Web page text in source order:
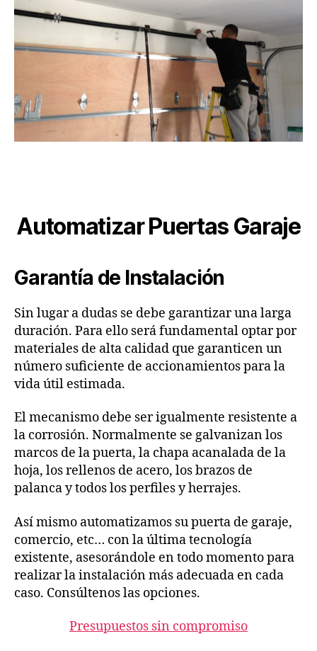
Automatizar Puertas Garaje
Garantía de Instalación
Sin lugar a dudas se debe garantizar una larga
duración. Para ello será fundamental optar por
materiales de alta calidad que garanticen un
número suficiente de accionamientos para la
vida útil estimada.
El mecanismo debe ser igualmente resistente a
la corrosión. Normalmente se galvanizan los
marcos de la puerta, la chapa acanalada de la
hoja, los rellenos de acero, los brazos de
palanca y todos los perfiles y herrajes.
Así mismo automatizamos su puerta de garaje,
comercio, etc… con la última tecnología
existente, asesorándole en todo momento para
realizar la instalación más adecuada en cada
caso. Consúltenos las opciones.
Presupuestos sin compromiso